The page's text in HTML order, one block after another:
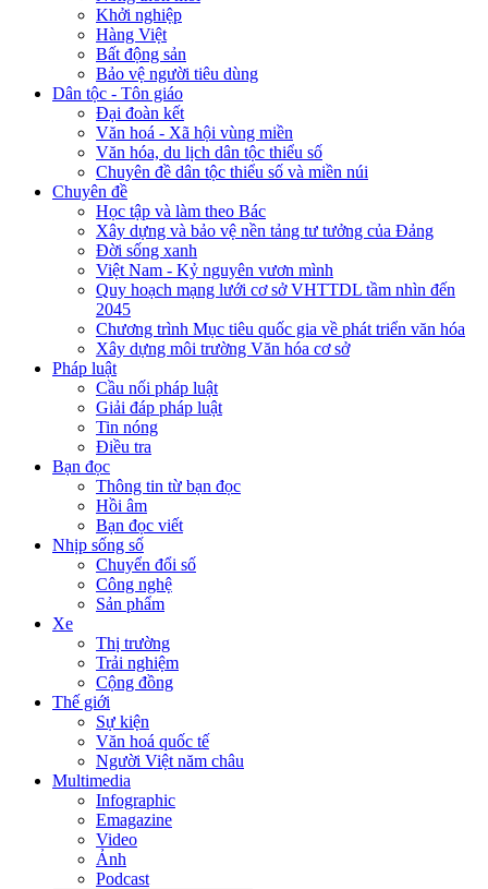
Khởi nghiệp
Hàng Việt
Bất động sản
Bảo vệ người tiêu dùng
Dân tộc - Tôn giáo
Đại đoàn kết
Văn hoá - Xã hội vùng miền
Văn hóa, du lịch dân tộc thiểu số
Chuyên đề dân tộc thiểu số và miền núi
Chuyên đề
Học tập và làm theo Bác
Xây dựng và bảo vệ nền tảng tư tưởng của Đảng
Đời sống xanh
Việt Nam - Kỷ nguyên vươn mình
Quy hoạch mạng lưới cơ sở VHTTDL tầm nhìn đến
2045
Chương trình Mục tiêu quốc gia về phát triển văn hóa
Xây dựng môi trường Văn hóa cơ sở
Pháp luật
Cầu nối pháp luật
Giải đáp pháp luật
Tin nóng
Điều tra
Bạn đọc
Thông tin từ bạn đọc
Hồi âm
Bạn đọc viết
Nhịp sống số
Chuyển đổi số
Công nghệ
Sản phẩm
Xe
Thị trường
Trải nghiệm
Cộng đồng
Thế giới
Sự kiện
Văn hoá quốc tế
Người Việt năm châu
Multimedia
Infographic
Emagazine
Video
Ảnh
Podcast